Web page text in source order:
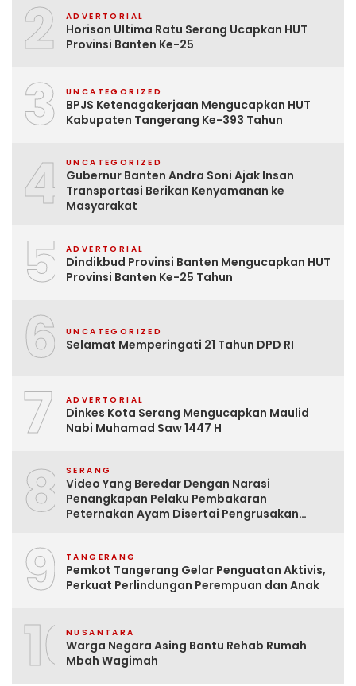
2 ADVERTORIAL
Horison Ultima Ratu Serang Ucapkan HUT
Provinsi Banten Ke-25
3 UNCATEGORIZED
BPJS Ketenagakerjaan Mengucapkan HUT
Kabupaten Tangerang Ke-393 Tahun
4 UNCATEGORIZED
Gubernur Banten Andra Soni Ajak Insan
Transportasi Berikan Kenyamanan ke
Masyarakat
5 ADVERTORIAL
Dindikbud Provinsi Banten Mengucapkan HUT
Provinsi Banten Ke-25 Tahun
6 UNCATEGORIZED
Selamat Memperingati 21 Tahun DPD RI
7 ADVERTORIAL
Dinkes Kota Serang Mengucapkan Maulid
Nabi Muhamad Saw 1447 H
8 SERANG
Video Yang Beredar Dengan Narasi
Penangkapan Pelaku Pembakaran
Peternakan Ayam Disertai Pengrusakan
9 TANGERANG
Pemkot Tangerang Gelar Penguatan Aktivis,
Perkuat Perlindungan Perempuan dan Anak
10NUSANTARA
Warga Negara Asing Bantu Rehab Rumah
Mbah Wagimah